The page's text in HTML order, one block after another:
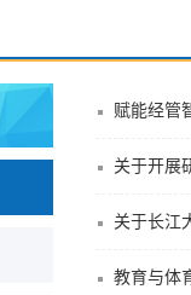
赋能经管
关于开展
关于长江
教育与体